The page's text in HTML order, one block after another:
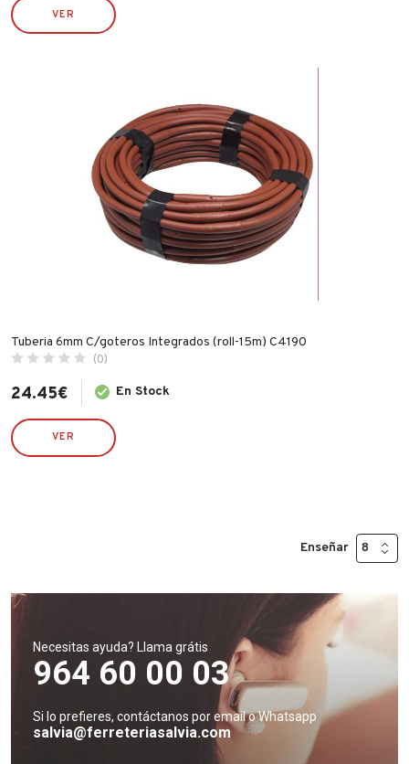
VER
Tuberia 6mm C/goteros Integrados (roll-15m) C4190
(0)
24.45€ En Stock
VER
Enseñar
Necesitas ayuda? Llama grátis
964 60 00 03
Si lo prefieres, contáctanos por email o Whatsapp
salvia@ferreteriasalvia.com